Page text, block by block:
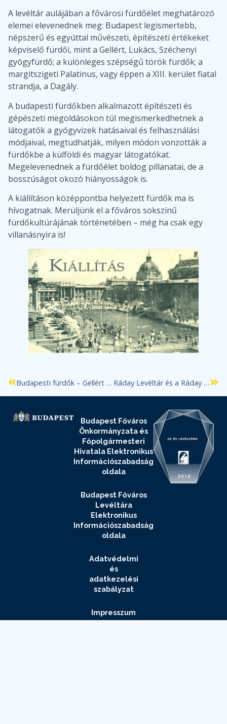
A levéltár aulájában a fővárosi fürdőélet meghatározó
elemei elevenednek meg: Budapest legismertebb,
népszerű és egyúttal művészeti, építészeti értékeket
képviselő fürdői, mint a Gellért, Lukács, Széchenyi
gyógyfürdő; a különleges szépségű török fürdők; a
margitszigeti Palatinus, vagy éppen a XIII. kerület fiatal
strandja, a Dagály.
A budapesti fürdőkben alkalmazott építészeti és
gépészeti megoldásokon túl megismerkedhetnek a
látogatók a gyógyvizek hatásaival és felhasználási
módjaival, megtudhatják, milyen módon vonzották a
fürdőkbe a külföldi és magyar látogatókat.
Megelevenednek a fürdőélet boldog pillanatai, de a
bosszúságot okozó hiányosságok is.
A kiállításon középpontba helyezett fürdők ma is
hívogatnak. Merüljünk el a főváros sokszínű
fürdőkultúrájának történetében – még ha csak egy
villanásnyira is!
Budapesti fürdők – Gellért Gyógyfürdő és Uszoda Ráday Levéltár és a Ráday Gyűjtemény Kézirattára a BFL-ben
Budapest Főváros
Önkormányzata és
Főpolgármesteri
Hivatala Elektronikus
Információszabadság
oldala
Budapest Főváros
Levéltára
Elektronikus
Információszabadság
oldala
Adatvédelmi
és
adatkezelési
szabályzat
Impresszum